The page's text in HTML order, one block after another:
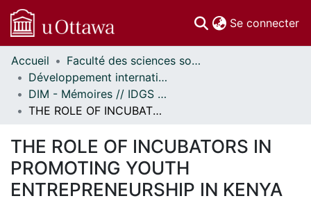
Se connecter
Communautés
et collections
Parcourir
Statistiques
À propos
Accueil
Faculté des sciences sociales // Faculty of Social Sciences
Développement international et mondialisation // International Development and Global Studies
DIM - Mémoires // IDGS - Research Papers
THE ROLE OF INCUBATORS IN PROMOTING YOUTH ENTREPRENEURSHIP IN KENYA
THE ROLE OF INCUBATORS IN
PROMOTING YOUTH
ENTREPRENEURSHIP IN KENYA